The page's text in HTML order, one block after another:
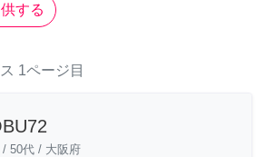
する
1ページ目
/ 50代 / 大阪府